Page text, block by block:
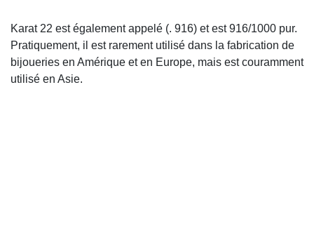
Karat 22 est également appelé (. 916) et est 916/1000 pur.
Pratiquement, il est rarement utilisé dans la fabrication de
bijoueries en Amérique et en Europe, mais est couramment
utilisé en Asie.